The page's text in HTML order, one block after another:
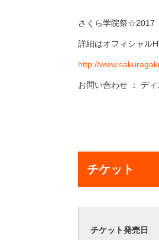
さくら学院祭☆2017
詳細はオフィシャル
http://
お問い合わせ ： デ
（平日
チケット
チケット発売日